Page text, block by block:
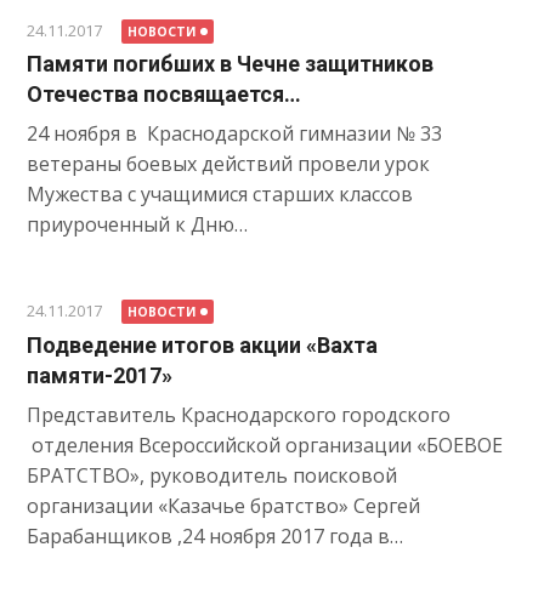
24.11.2017 НОВОСТИ
Памяти погибших в Чечне защитников
Отечества посвящается…
24 ноября в Краснодарской гимназии № 33
ветераны боевых действий провели урок
Мужества с учащимися старших классов
приуроченный к Дню…
24.11.2017 НОВОСТИ
Подведение итогов акции «Вахта
памяти-2017»
Представитель Краснодарского городского
отделения Всероссийской организации «БОЕВОЕ
БРАТСТВО», руководитель поисковой
организации «Казачье братство» Сергей
Барабанщиков ,24 ноября 2017 года в…